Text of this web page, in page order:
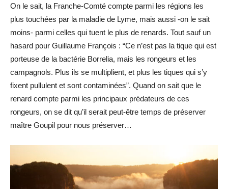
On le sait, la Franche-Comté compte parmi les régions les
plus touchées par la maladie de Lyme, mais aussi -on le sait
moins- parmi celles qui tuent le plus de renards. Tout sauf un
hasard pour Guillaume François : “Ce n’est pas la tique qui est
porteuse de la bactérie Borrelia, mais les rongeurs et les
campagnols. Plus ils se multiplient, et plus les tiques qui s’y
fixent pullulent et sont contaminées”. Quand on sait que le
renard compte parmi les principaux prédateurs de ces
rongeurs, on se dit qu’il serait peut-être temps de préserver
maître Goupil pour nous préserver…